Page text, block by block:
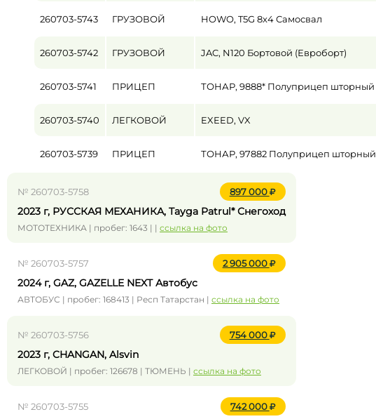
260703-5743 ГРУЗОВОЙ HOWO, T5G 8x4 Самосвал
260703-5742 ГРУЗОВОЙ JAC, N120 Бортовой (Евроборт)
260703-5741 ПРИЦЕП ТОНАР, 9888* Полуприцеп шторный
260703-5740 ЛЕГКОВОЙ EXEED, VX
260703-5739 ПРИЦЕП ТОНАР, 97882 Полуприцеп шторный
№ 260703-5758 897 000
2023 г, РУССКАЯ МЕХАНИКА, Tayga Patrul* Снегоход
МОТОТЕХНИКА | пробег: 1643 | | ссылка на фото
№ 260703-5757 2 905 000
2024 г, GAZ, GAZELLE NEXT Автобус
АВТОБУС | пробег: 168413 | Респ Татарстан | ссылка на фото
№ 260703-5756 754 000
2023 г, CHANGAN, Alsvin
ЛЕГКОВОЙ | пробег: 126678 | ТЮМЕНЬ | ссылка на фото
№ 260703-5755 742 000